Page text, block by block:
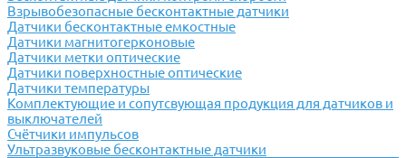
Взрывобезопасные бесконтактные датчики
Датчики бесконтактные емкостные
Датчики магнитогерконовые
Датчики метки оптические
Датчики поверхностные оптические
Датчики температуры
Комплектующие и сопутсвующая продукция для датчиков и
выключателей
Счётчики импульсов
Ультразвуковые бесконтактные датчики